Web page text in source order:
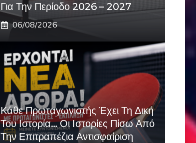
Για Την Περίοδο 2026 – 2027
06/08/2026
Κάθε Πρωταγωνιστής Έχει Τη Δική
Του Ιστορία… Οι Ιστορίες Πίσω Από
Την Επιτραπέζια Αντισφαίριση